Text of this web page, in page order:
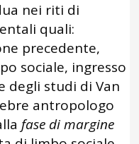
nei riti di
quali:
precedente,
sociale, ingresso
degli studi di Van
antropologo
fase di margine